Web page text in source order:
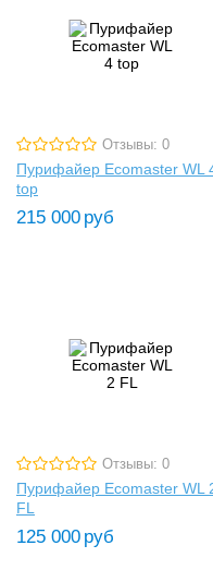
Отзывы: 0
Пурифайер Ecomaster WL
top
215 000 руб
Отзывы: 0
Пурифайер Ecomaster WL
FL
125 000 руб